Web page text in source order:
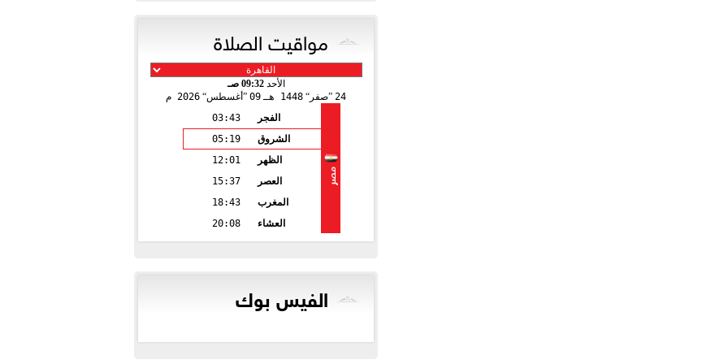
مواقيت الصلاة
الأحد09:32 صـ
24 صفر 1448 هـ 09 أغسطس 2026 م
مصر
الفجر
03:43
الشروق
05:19
الظهر
12:01
العصر
15:37
المغرب
18:43
العشاء
20:08
الفيس بوك